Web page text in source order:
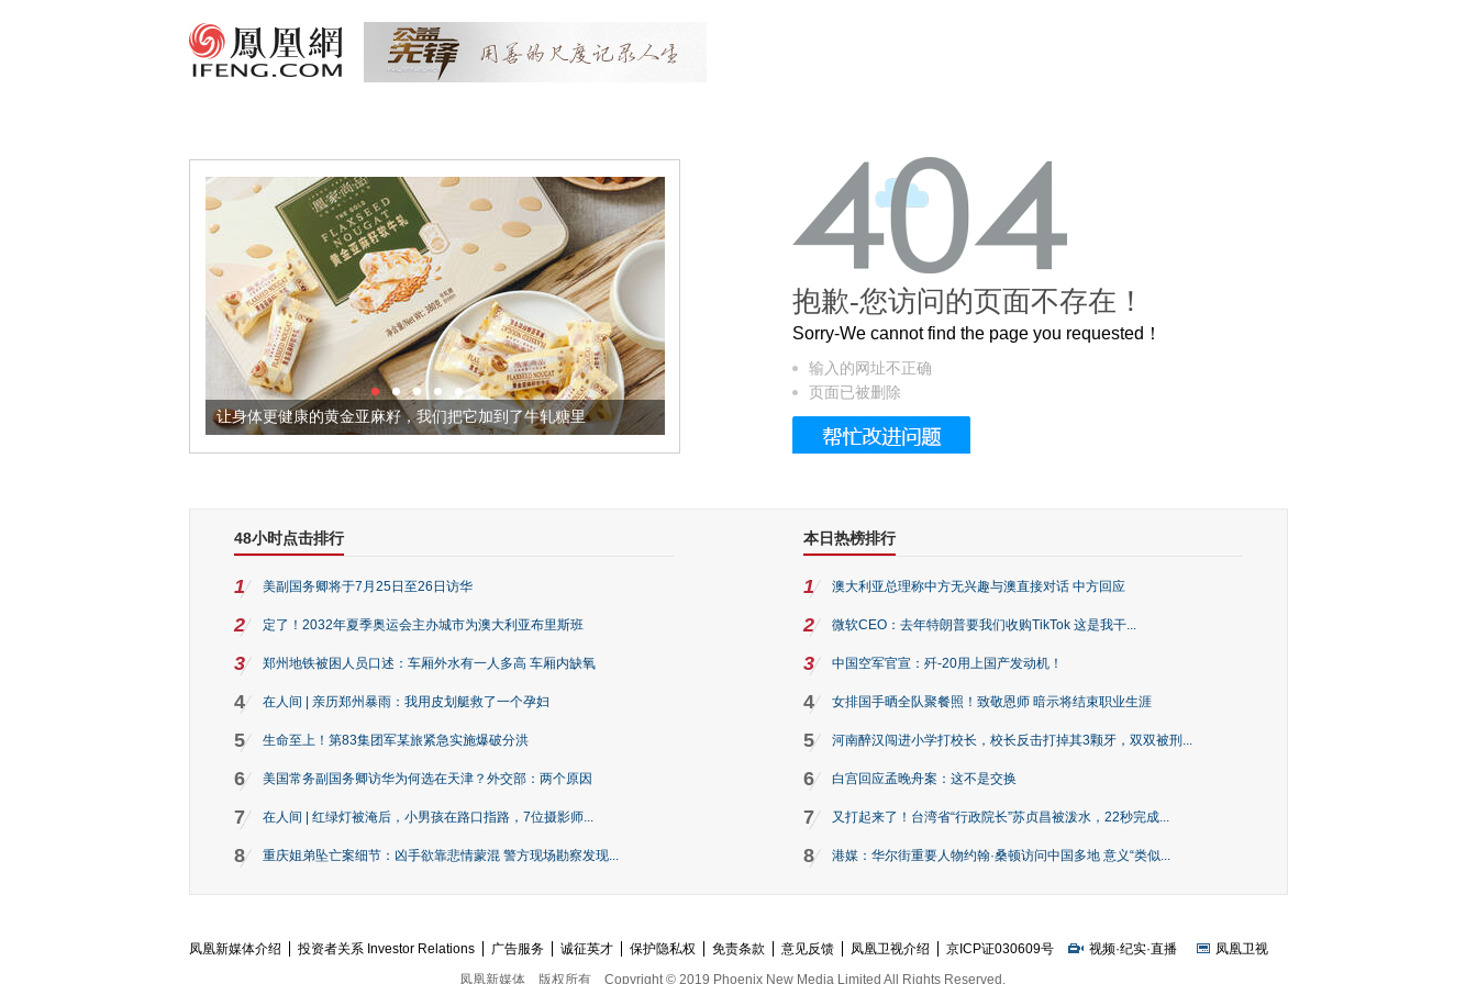
让身体更健康的黄金亚麻籽，我们把它加到了牛轧糖里 被列入佛家七宝的它到底有多美？
抱歉-您访问的页面不存在！
Sorry-We cannot find the page you requested！
输入的网址不正确
页面已被删除
48小时点击排行
1 美副国务卿将于7月25日至26日访华
2 定了！2032年夏季奥运会主办城市为澳大利亚布里斯班
3 郑州地铁被困人员口述：车厢外水有一人多高 车厢内缺氧
4 在人间 | 亲历郑州暴雨：我用皮划艇救了一个孕妇
5 生命至上！第83集团军某旅紧急实施爆破分洪
6 美国常务副国务卿访华为何选在天津？外交部：两个原因
7 在人间 | 红绿灯被淹后，小男孩在路口指路，7位摄影师...
8 重庆姐弟坠亡案细节：凶手欲靠悲情蒙混 警方现场勘察发现...
本日热榜排行
1 澳大利亚总理称中方无兴趣与澳直接对话 中方回应
2 微软CEO：去年特朗普要我们收购TikTok 这是我干...
3 中国空军官宣：歼-20用上国产发动机！
4 女排国手晒全队聚餐照！致敬恩师 暗示将结束职业生涯
5 河南醉汉闯进小学打校长，校长反击打掉其3颗牙，双双被刑...
6 白宫回应孟晚舟案：这不是交换
7 又打起来了！台湾省“行政院长”苏贞昌被泼水，22秒完成...
8 港媒：华尔街重要人物约翰·桑顿访问中国多地 意义“类似...
凤凰新媒体介绍 投资者关系 Investor Relations 广告服务 诚征英才 保护隐私权 免责条款 意见反馈 凤凰卫视介绍 京ICP证030609号 视频·纪实·直播
凤凰卫视
凤凰新媒体
版权所有 Copyright © 2019 Phoenix New Media Limited All Rights Reserved.